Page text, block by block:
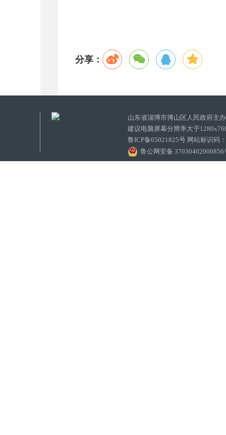
分享：
山东省淄博市博山区人民政府
建议电脑屏幕分辨率大于
鲁ICP备05021825号 网站标识码
鲁公网安备 37030402000856